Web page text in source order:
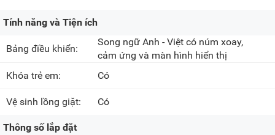
Tính năng và Tiện ích
Bảng điều khiển:
Song ngữ Anh - Việt có núm xoay,
cảm ứng và màn hình hiển thị
Khóa trẻ em:
Có
Vệ sinh lồng giặt: Có
Thông số lắp đặt